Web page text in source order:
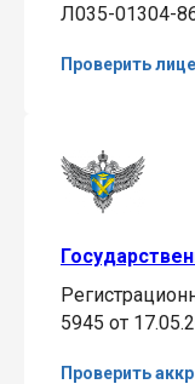
Л035-01304-
Проверить
5945 от
Проверить